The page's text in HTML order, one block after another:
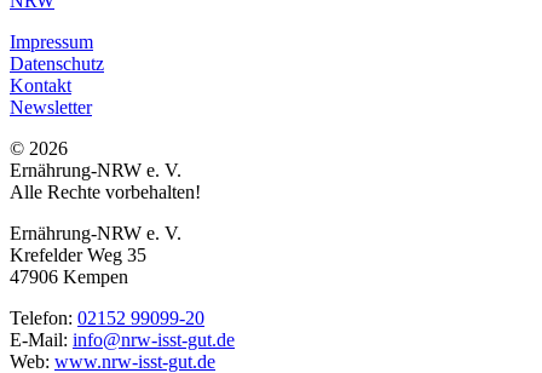
Impressum
Datenschutz
Kontakt
Newsletter
© 2026
Ernährung-NRW e. V.
Alle Rechte vorbehalten!
Ernährung-NRW e. V.
Krefelder Weg 35
47906 Kempen
Telefon: 02152 99099-20
E-Mail: info@nrw-isst-gut.de
Web: www.nrw-isst-gut.de